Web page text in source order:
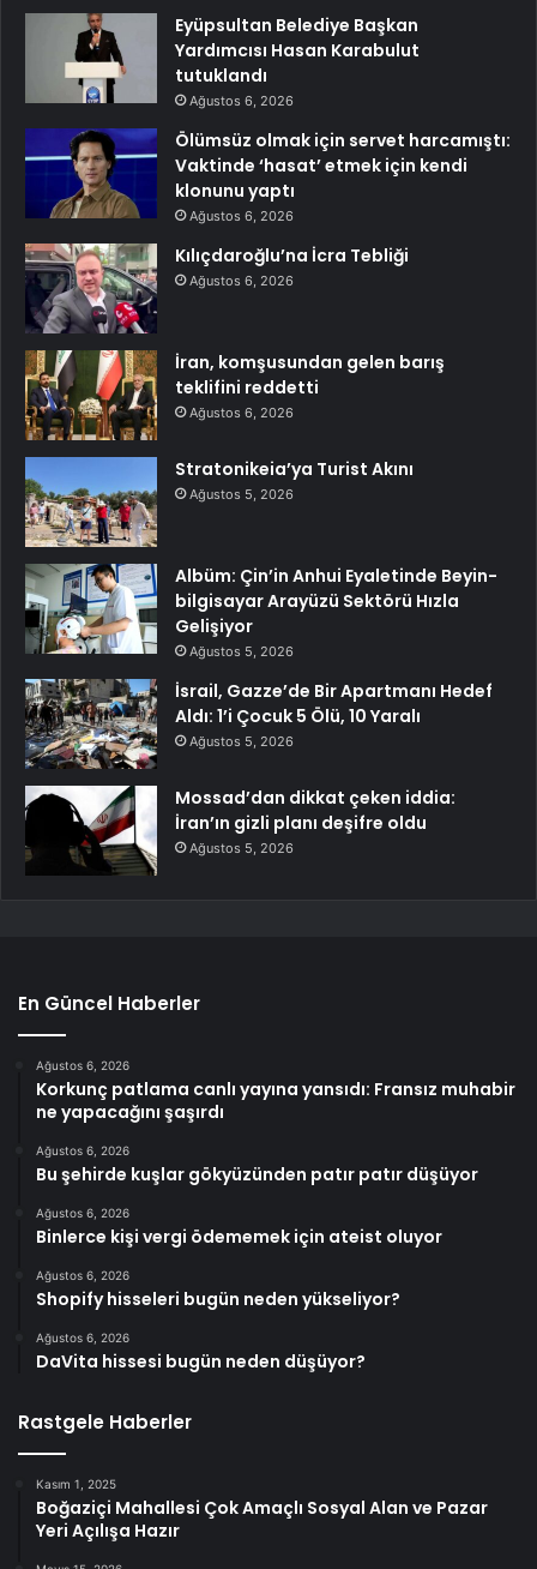
Eyüpsultan Belediye Başkan
Yardımcısı Hasan Karabulut
tutuklandı
Ağustos 6, 2026
Ölümsüz olmak için servet harcamıştı:
Vaktinde ‘hasat’ etmek için kendi
klonunu yaptı
Ağustos 6, 2026
Kılıçdaroğlu’na İcra Tebliği
Ağustos 6, 2026
İran, komşusundan gelen barış
teklifini reddetti
Ağustos 6, 2026
Stratonikeia’ya Turist Akını
Ağustos 5, 2026
Albüm: Çin’in Anhui Eyaletinde Beyin-
bilgisayar Arayüzü Sektörü Hızla
Gelişiyor
Ağustos 5, 2026
İsrail, Gazze’de Bir Apartmanı Hedef
Aldı: 1’i Çocuk 5 Ölü, 10 Yaralı
Ağustos 5, 2026
Mossad’dan dikkat çeken iddia:
İran’ın gizli planı deşifre oldu
Ağustos 5, 2026
En Güncel Haberler
Ağustos 6, 2026
Korkunç patlama canlı yayına yansıdı: Fransız muhabir
ne yapacağını şaşırdı
Ağustos 6, 2026
Bu şehirde kuşlar gökyüzünden patır patır düşüyor
Ağustos 6, 2026
Binlerce kişi vergi ödememek için ateist oluyor
Ağustos 6, 2026
Shopify hisseleri bugün neden yükseliyor?
Ağustos 6, 2026
DaVita hissesi bugün neden düşüyor?
Rastgele Haberler
Kasım 1, 2025
Boğaziçi Mahallesi Çok Amaçlı Sosyal Alan ve Pazar
Yeri Açılışa Hazır